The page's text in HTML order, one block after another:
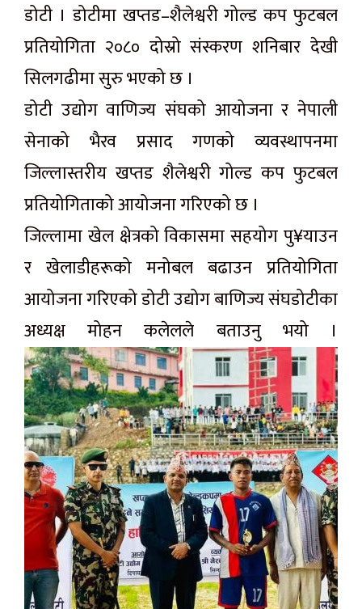
डोटी । डोटीमा खप्तड–शैलेश्वरी गोल्ड कप फुटबल
प्रतियोगिता २०८० दोस्रो संस्करण शनिबार देखी
सिलगढीमा सुरु भएको छ ।
डोटी उद्योग वाणिज्य संघको आयोजना र नेपाली
सेनाको भैरव प्रसाद गणको व्यवस्थापनमा
जिल्लास्तरीय खप्तड शैलेश्वरी गोल्ड कप फुटबल
प्रतियोगिताको आयोजना गरिएको छ ।
जिल्लामा खेल क्षेत्रको विकासमा सहयोग पु¥याउन
र खेलाडीहरूको मनोबल बढाउन प्रतियोगिता
आयोजना गरिएको डोटी उद्योग बाणिज्य संघडोटीका
अध्यक्ष मोहन कलेलले बताउनु भयो ।